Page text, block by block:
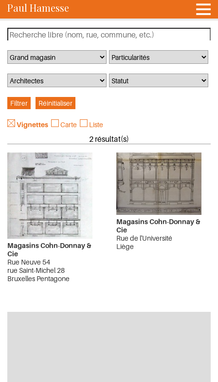
Paul Hamesse
Vignettes Carte Liste
2 résultat(s)
Magasins Cohn-Donnay &
Cie
Rue Neuve 54
rue Saint-Michel 28
Bruxelles Pentagone
Magasins Cohn-Donnay &
Cie
Rue de l'Université
Liège